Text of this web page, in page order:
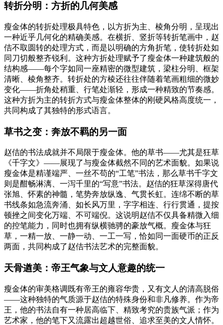
转折分明：方折的几何美感
瘦金体的转折处理极具特色，以方折为主、棱角分明，呈现出
一种近乎几何化的精确美感。在横折、竖折等转折笔画中，赵
佶不取圆转的处理方式，而是以明确的方角折笔，使转折处如
同刀切般整齐锐利。这种方折处理赋予了瘦金体一种建筑般的
结构感——每个字如同一座精密的微型建筑，梁柱分明、框架
清晰、棱角整齐。转折处的方棱还往往伴随着笔画粗细的微妙
变化——折角处稍重、行笔处渐轻，形成一种精致的节奏感。
这种方折为主的转折方式与瘦金体整体的刚硬风格高度统一，
共同构成了其独特的形式语言。
草书之变：奔放不羁的另一面
赵佶的书法成就并不局限于瘦金体。他的草书——尤其是狂草
《千字文》——展现了与瘦金体截然不同的艺术面貌。如果说
瘦金体是精谨端严、一丝不苟的“工笔”书法，那么草书千字文
则是酣畅淋漓、一泻千里的“写意”书法。赵佶的狂草深得唐代
张旭、怀素的神髓，笔势奔放纵逸、气贯长虹。连绵不断的草
书线条如急流奔涌、如长风万里，字字相连、行行贯通，提按
顿挫之间变化万端、不可端倪。这说明赵佶不仅具备精微入细
的控笔能力，同时也拥有纵横驰骋的豪放气概。瘦金体与狂
草，一精一放、一静一动、一工一写，恰如同一面硬币的正反
两面，共同构成了赵佶书法艺术的完整面貌。
天骨遒美：帝王气象与文人意趣的统一
瘦金体的审美格调既有帝王的雍容华贵，又有文人的清高脱俗
——这种独特的气质源于赵佶的特殊身份和非凡修养。作为帝
王，他的书法自有一种居高临下、精致考究的贵族气派；作为
艺术家，他的笔下又流露出超越世俗、追求至美的文人情怀。